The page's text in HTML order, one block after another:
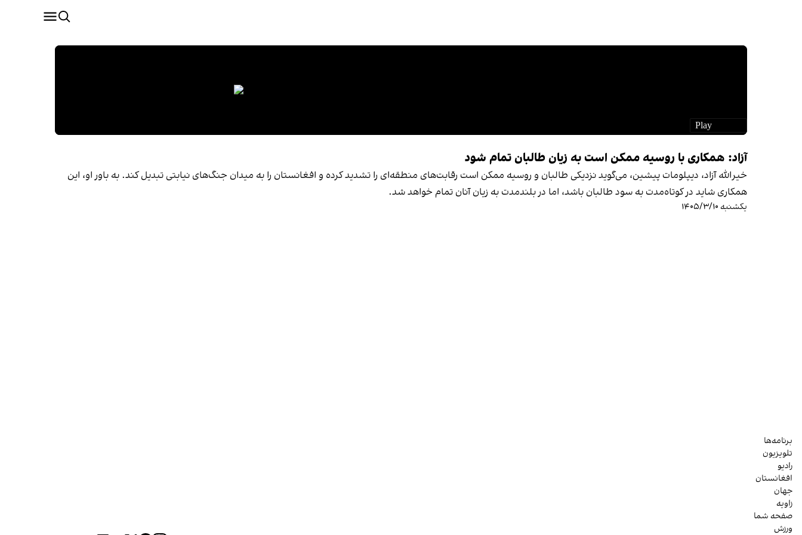
آزاد: همکاری با روسیه ممکن است به زیان طالبان تمام شود
خیرالله آزاد، دیپلومات پیشین، می‌گوید نزدیکی طالبان و روسیه ممکن است رقابت‌های منطقه‌ای را تشدید کرده و افغانستان را به میدان جنگ‌های نیابتی تبدیل کند. به باور او، این
همکاری شاید در کوتاه‌مدت به سود طالبان باشد، اما در بلندمدت به زیان آنان تمام خواهد شد.
یکشنبه ۱۴۰۵/۳/۱۰
برنامه‌ها
تلویزیون
رادیو
افغانستان
جهان
زاویه
صفحه شما
ورزش